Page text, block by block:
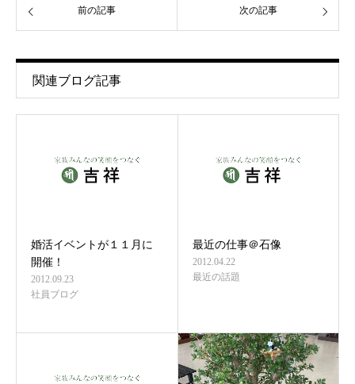
前の記事 次の記事
関連ブログ記事
婚活イベントが１１月に
開催！
2012.09.23
社員ブログ
最近の仕事＠石像
2012.04.22
最近の話題